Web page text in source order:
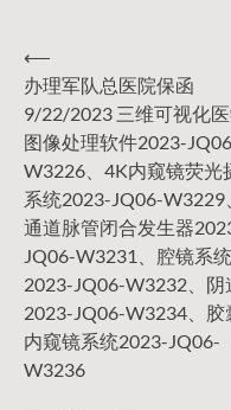
文
章
导
航
⟵
办理军队总医院保函
9/22/2023 三维可视化
图像处理软件2023-
W3226、4K内窥镜荧光
系统2023-JQ06-W3229
通道脉管闭合发生器
JQ06-W3231、腔镜系统
2023-JQ06-W3232、阴
2023-JQ06-W3234、胶
内窥镜系统2023-JQ06-
W3236